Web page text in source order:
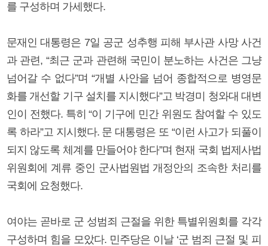
를 구성하며 가세했다.
문재인 대통령은 7일 공군 성추행 피해 부사관 사망 사건
과 관련, “최근 군과 관련해 국민이 분노하는 사건은 그냥
넘어갈 수 없다”며 “개별 사안을 넘어 종합적으로 병영문
화를 개선할 기구 설치를 지시했다”고 박경미 청와대 대변
인이 전했다. 특히 “이 기구에 민간 위원도 참여할 수 있도
록 하라”고 지시했다. 문 대통령은 또 “이런 사고가 되풀이
되지 않도록 체계를 만들어야 한다”며 현재 국회 법제사법
위원회에 계류 중인 군사법원법 개정안의 조속한 처리를
국회에 요청했다.
여야는 곧바로 군 성범죄 근절을 위한 특별위원회를 각각
구성하며 힘을 모았다. 민주당은 이날 ‘군 범죄 근절 및 피